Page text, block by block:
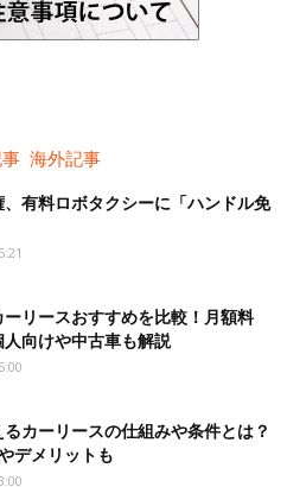
海外記事
、有料ロボタクシーに「ハンドル免
ーリースおすすめを比較！月額料
向けや中古車も解説
カーリースの仕組みや条件とは？
デメリットも